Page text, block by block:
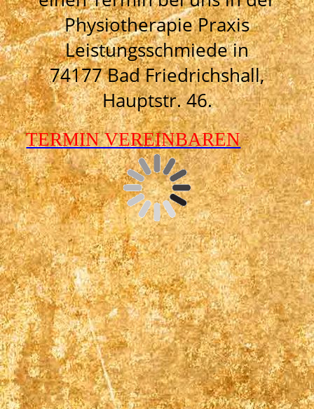
Physiotherapie Praxis
Leistungsschmiede in
74177 Bad Friedrichshall,
Hauptstr. 46.
TERMIN VEREINBAREN